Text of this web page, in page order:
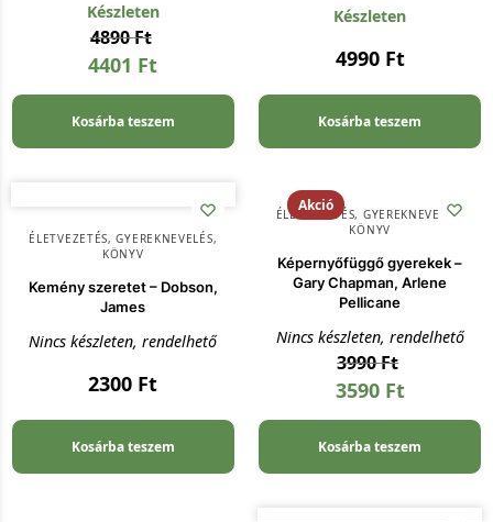
Készleten
4890Ft
4401 Ft
Kosárba teszem
Készleten
4990 Ft
Kosárba teszem
ÉLETVEZETÉS,GYEREKNEVELÉS,
KÖNYV
Kemény szeretet – Dobson,
James
Nincs készleten, rendelhető
2300 Ft
Kosárba teszem
Akció
ÉLETVEZETÉS, GYEREKNEVELÉS,
KÖNYV
Képernyőfüggő gyerekek –
Gary Chapman, Arlene
Pellicane
Nincs készleten, rendelhető
3990Ft
3590 Ft
Kosárba teszem